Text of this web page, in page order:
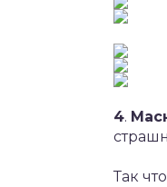
4.
Так